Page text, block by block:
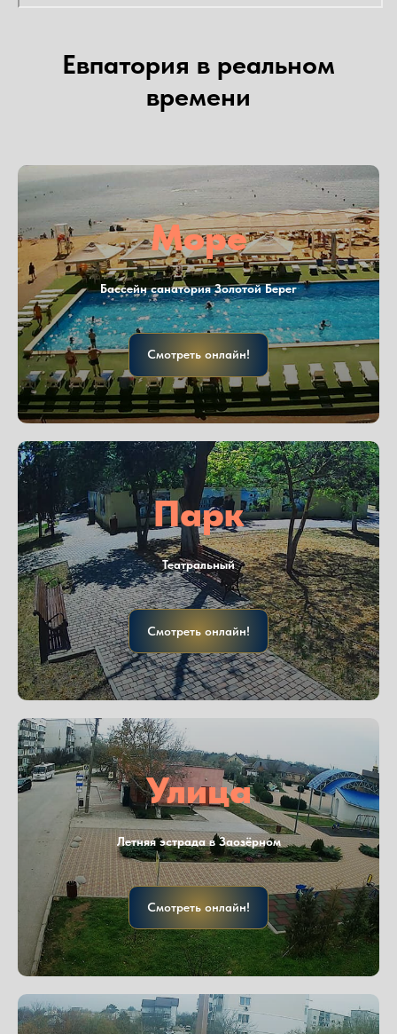
Евпатория в реальном
времени
Море
Бассейн санатория Золотой Берег
Смотреть онлайн!
Парк
Театральный
Смотреть онлайн!
Улица
Летняя эстрада в Заозёрном
Смотреть онлайн!